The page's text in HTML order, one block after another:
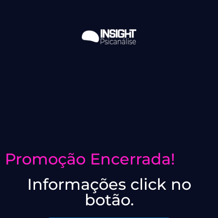
Promoção Encerrada!
Informações click no
botão.